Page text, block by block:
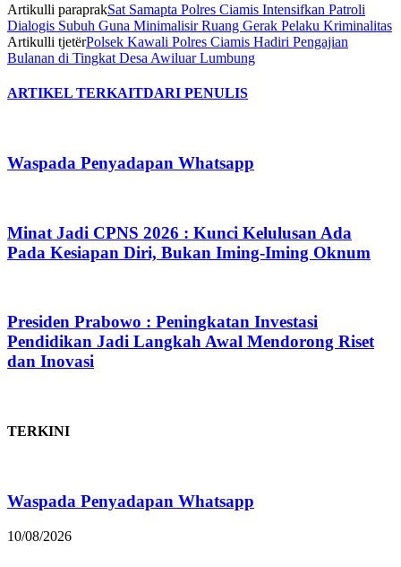
Artikulli paraprakSat Samapta Polres Ciamis Intensifkan Patroli
Dialogis Subuh Guna Minimalisir Ruang Gerak Pelaku Kriminalitas
Artikulli tjetërPolsek Kawali Polres Ciamis Hadiri Pengajian
Bulanan di Tingkat Desa Awiluar Lumbung
ARTIKEL TERKAITDARI PENULIS
Waspada Penyadapan Whatsapp
Minat Jadi CPNS 2026 : Kunci Kelulusan Ada
Pada Kesiapan Diri, Bukan Iming-Iming Oknum
Presiden Prabowo : Peningkatan Investasi
Pendidikan Jadi Langkah Awal Mendorong Riset
dan Inovasi
TERKINI
Waspada Penyadapan Whatsapp
10/08/2026